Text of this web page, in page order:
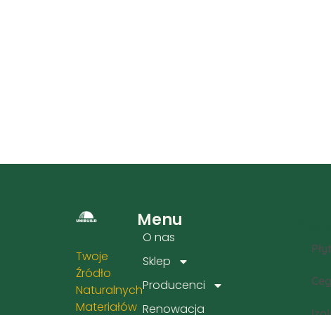
Twoje
Źródło
Naturalnych
Materiałów
Menu
O nas
Sklep
Producenci
Renowacja